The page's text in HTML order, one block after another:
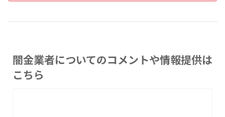
闇金業者についてのコメントや情報提供は
こちら